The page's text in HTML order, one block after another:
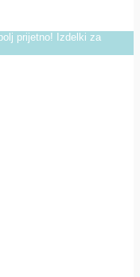
prijetno! Izdelki za